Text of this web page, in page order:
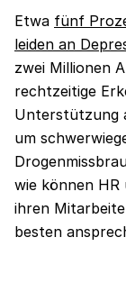
Etwa fünf
leiden an
zwei Millionen
rechtzeitige
Unterstützung
um
wie können HR
ihren
besten